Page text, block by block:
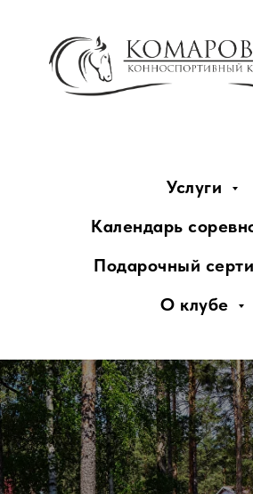
Услуги
Календарь
Подарочный
О клубе